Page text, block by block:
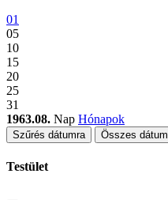
01
05
10
15
20
25
31
1963.08. Nap Hónapok
Szűrés dátumra Összes dátum
Testület